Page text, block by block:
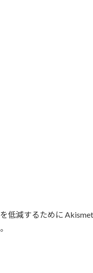
低減するために Akismet
。